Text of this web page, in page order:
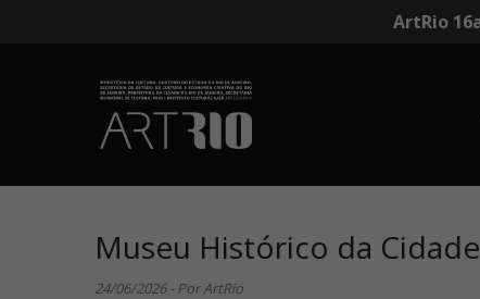
ArtRio
Museu Histórico da
24/06/2026 - Por ArtRio